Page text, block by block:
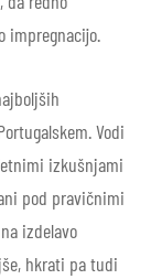
impregnacijo.
Vodi
izkušnjami
pod pravičnimi
izdelavo
hkrati pa tudi